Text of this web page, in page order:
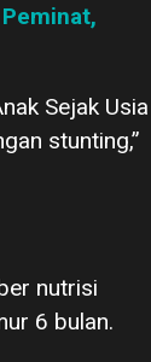
Sejak Usia
stunting,”
nutrisi
6 bulan.